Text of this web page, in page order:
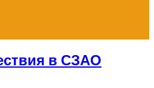
в СЗАО